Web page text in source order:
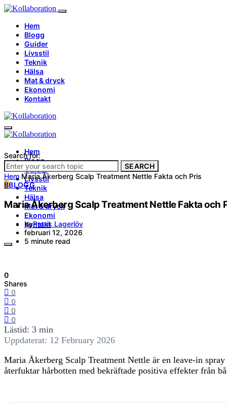
Hem
Blogg
Guider
Livsstil
Teknik
Hälsa
Mat & dryck
Ekonomi
Kontakt
Hem
Blogg
Guider
Livsstil
Teknik
Hälsa
Mat & dryck
Ekonomi
Kontakt
Search for:
SEARCH
Hem Maria Åkerberg Scalp Treatment Nettle Fakta och Pris
BBLOGG
Maria Åkerberg Scalp Treatment Nettle Fakta och
byPatrik Lagerlöv
februari 12, 2026
5 minute read
0
Shares
0
0
0
0
Lästid: 3 min
Uppdaterat: 12 February 2026
Maria Åkerberg Scalp Treatment Nettle är en leave-in
återfuktar hårbotten med bekräftade positiva effekter från